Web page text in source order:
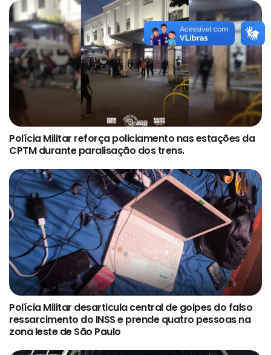
Polícia Militar reforça policiamento nas estações da
CPTM durante paralisação dos trens.
Polícia Militar desarticula central de golpes do falso
ressarcimento do INSS e prende quatro pessoas na
zona leste de São Paulo